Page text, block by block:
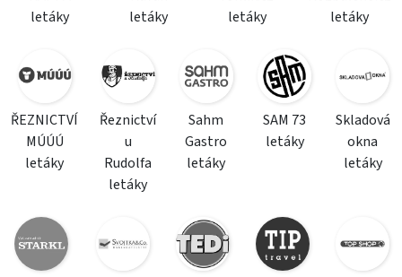
letáky
letáky
letáky
letáky
ŘEZNICTVÍ
MÚÚÚ
letáky
Řeznictví
u
Rudolfa
letáky
Sahm
Gastro
letáky
SAM 73
letáky
Skladová
okna
letáky